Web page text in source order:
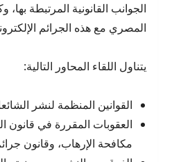
الجوانب القانونية المرتبطة
المصري مع هذه الجرائم
يتناول اللقاء المحاور التالية:
القوانين المنظمة لنشر
العقوبات المقررة في قانون
مكافحة الإرهاب، وقانون